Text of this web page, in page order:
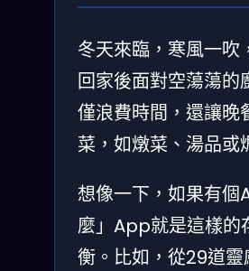
冬天來臨，寒風一吹
回家後面對空蕩蕩的
僅浪費時間，還讓晚
菜，如燉菜、湯品或
想像一下，如果有
麼」App就是這樣的
衡。比如，從29道